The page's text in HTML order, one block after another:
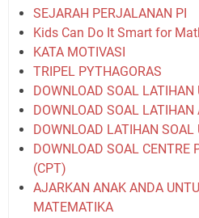
SEJARAH PERJALANAN PI
Kids Can Do It Smart for
KATA MOTIVASI
TRIPEL PYTHAGORAS
DOWNLOAD SOAL
DOWNLOAD SOAL
DOWNLOAD LATIHAN SOAL
DOWNLOAD SOAL CENTRE
(CPT)
AJARKAN ANAK ANDA
MATEMATIKA